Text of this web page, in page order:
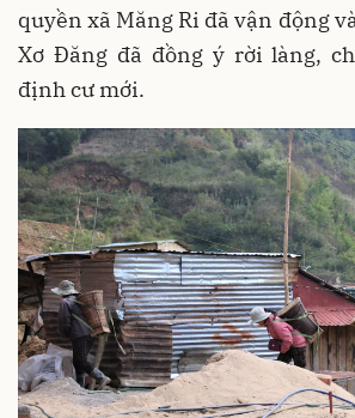
quyền xã Măng Ri đã vận động
Xơ Đăng đã đồng ý rời làng,
định cư mới.